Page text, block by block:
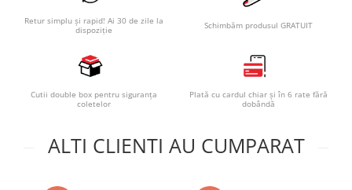
Retur simplu și rapid! Ai 30 de zile la
dispoziție
Schimbăm produsul GRATUIT
Cutii double box pentru siguranța
coletelor
Plată cu cardul chiar și în 6 rate fără
dobândă
ALTI CLIENTI AU CUMPARAT